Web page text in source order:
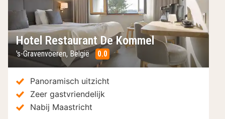
Hotel Restaurant De Kommel
's-Gravenvoeren, België 0.0
/10
Panoramisch uitzicht
Zeer gastvriendelijk
Nabij Maastricht